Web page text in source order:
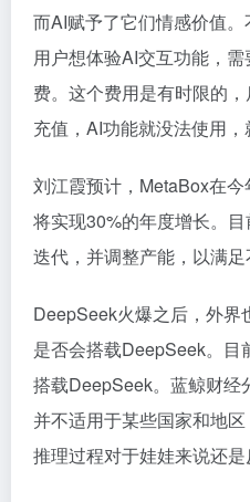
而AI赋予了它们情感价值。
用户想体验AI交互功能，
费。这个费用是有时限的
充值，AI功能就没法使用，
刘江霞预计，MetaBox在
将实现30%的年度增长。
迭代，并调整产能，以满足
DeepSeek火爆之后，外界
是否会搭载DeepSeek。
搭载DeepSeek。蓝鲸财
并不适用于某些国家和地
推理过程对于娃娃来说还是